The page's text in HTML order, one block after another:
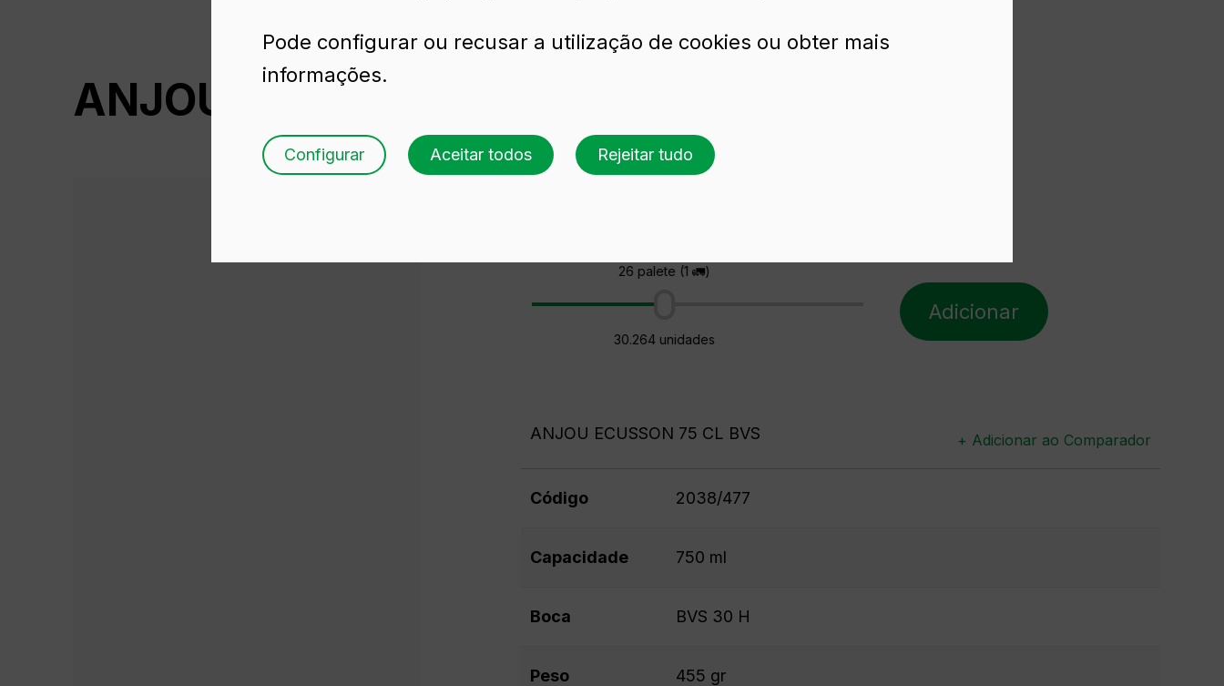
ANJOU ECUSSON 75 CL BVS
26 palete (1 🚛)
30.264 unidades
Adicionar
ANJOU ECUSSON 75 CL BVS + Adicionar ao Comparador
Código 2038/477
Capacidade 750 ml
Boca BVS 30 H
Peso 455 gr
Pode configurar ou recusar a utilização de cookies ou obter mais
informações.
Configurar Aceitar todos Rejeitar tudo